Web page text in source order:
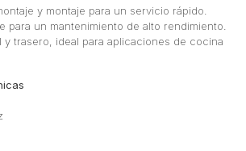
y montaje para un servicio rápido.
para un mantenimiento de alto rendimiento.
y trasero, ideal para aplicaciones de cocina